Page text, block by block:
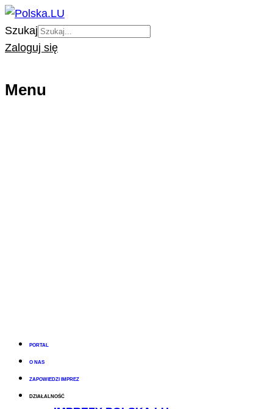
Szukaj
Zaloguj się
Menu
PORTAL
O NAS
ZAPOWIEDZI IMPREZ
DZIAŁALNOŚĆ